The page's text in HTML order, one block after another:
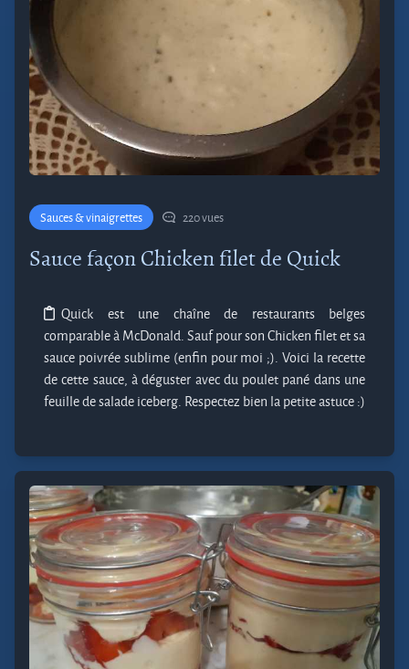
Sauces & vinaigrettes 220 vues
Sauce façon Chicken filet de Quick
Quick est une chaîne de restaurants belges
comparable à McDonald. Sauf pour son Chicken filet et sa
sauce poivrée sublime (enfin pour moi ;). Voici la recette
de cette sauce, à déguster avec du poulet pané dans une
feuille de salade iceberg. Respectez bien la petite astuce :)